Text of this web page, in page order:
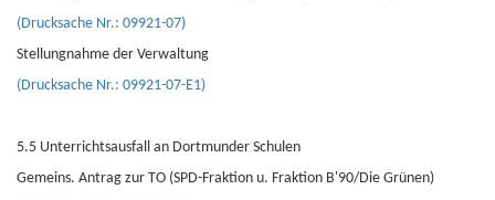
(Drucksache Nr.: 09921-07)
Stellungnahme der Verwaltung
(Drucksache Nr.: 09921-07-E1)
5.5 Unterrichtsausfall an Dortmunder Schulen
Gemeins. Antrag zur TO (SPD-Fraktion u. Fraktion B'90/Die Grünen)